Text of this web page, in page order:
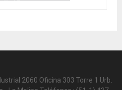
2060 Oficina 303 Torre 1 Urb.